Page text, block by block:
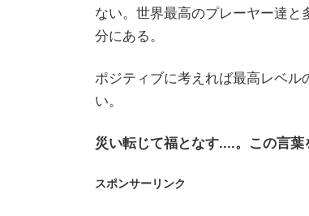
ない。世界最高のプレーヤー達
分にある。
ポジティブに考えれば最高レベ
い。
災い転じて福となす....。この言葉
スポンサーリンク